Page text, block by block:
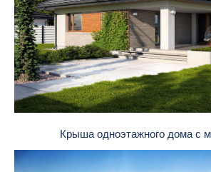
Крыша одноэтажного дома с